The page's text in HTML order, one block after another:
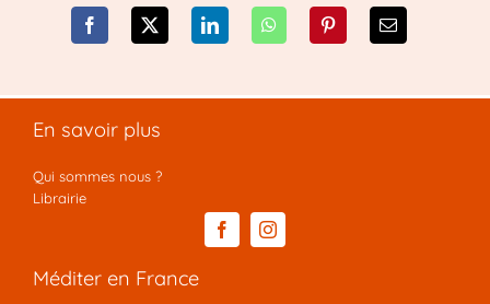
En savoir plus
Qui sommes nous ?
Librairie
Méditer en France